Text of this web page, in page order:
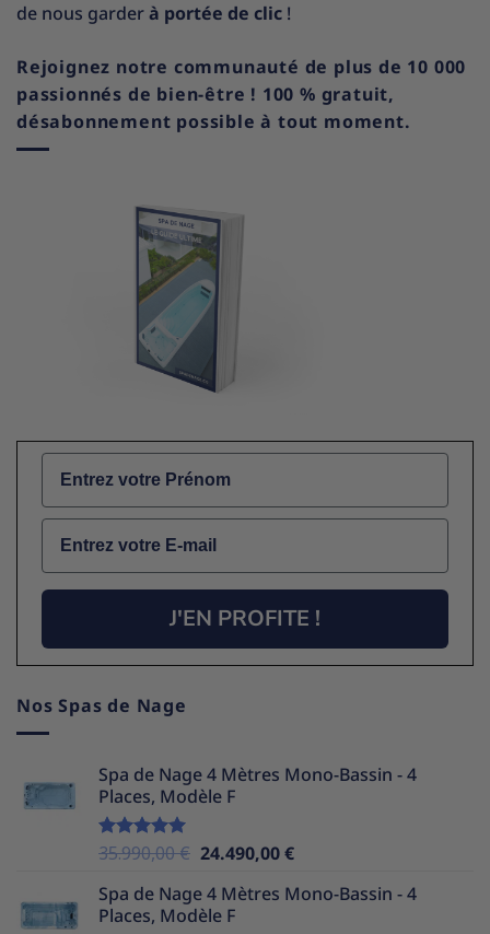
de nous garderà portée de clic !
Rejoignez notre communauté de plus de 10 000
passionnés de bien-être ! 100 % gratuit,
désabonnement possible à tout moment.
Name
Email
J'EN PROFITE !
Nos Spas de Nage
Spa de Nage 4 Mètres Mono-Bassin - 4
Places, Modèle F
Note5.00
35.990,00€ Le
initial
était :
24.490,00€Le
actuel
Spa de Nage 4 Mètres Mono-Bassin - 4
Places, Modèle F